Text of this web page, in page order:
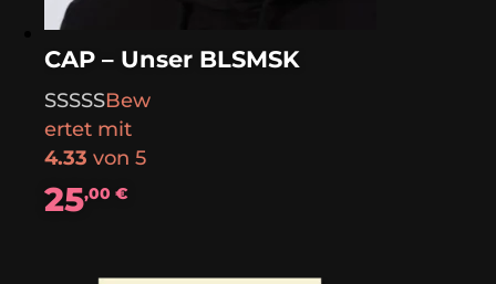
CAP – Unser BLSMSK
Bew
ertet mit
4.33 von 5
25,00€